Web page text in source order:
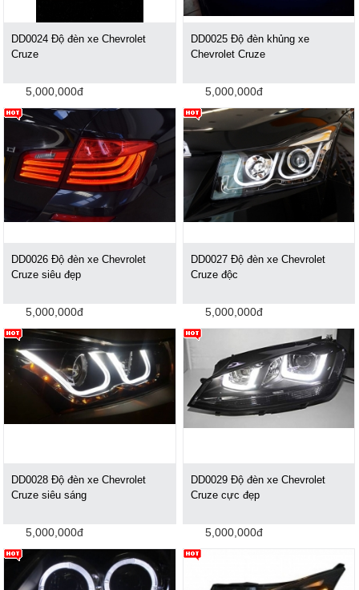
DD0024 Độ đèn xe Chevrolet
Cruze
5,000,000đ
DD0025 Độ đèn khủng xe
Chevrolet Cruze
5,000,000đ
DD0026 Độ đèn xe Chevrolet
Cruze siêu đẹp
5,000,000đ
DD0027 Độ đèn xe Chevrolet
Cruze độc
5,000,000đ
DD0028 Độ đèn xe Chevrolet
Cruze siêu sáng
5,000,000đ
DD0029 Độ đèn xe Chevrolet
Cruze cực đẹp
5,000,000đ